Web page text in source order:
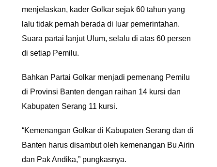
menjelaskan, kader Golkar sejak 60 tahun yang
lalu tidak pernah berada di luar pemerintahan.
Suara partai lanjut Ulum, selalu di atas 60 persen
di setiap Pemilu.
Bahkan Partai Golkar menjadi pemenang Pemilu
di Provinsi Banten dengan raihan 14 kursi dan
Kabupaten Serang 11 kursi.
“Kemenangan Golkar di Kabupaten Serang dan di
Banten harus disambut oleh kemenangan Bu Airin
dan Pak Andika,” pungkasnya.